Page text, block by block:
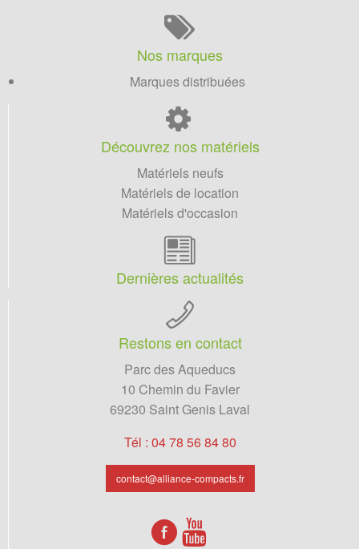
Nos marques
Marques distribuées
Découvrez nos matériels
Matériels neufs
Matériels de location
Matériels d'occasion
Dernières actualités
Restons en contact
Parc des Aqueducs
10 Chemin du Favier
69230 Saint Genis Laval
Tél : 04 78 56 84 80
contact@alliance-compacts.fr